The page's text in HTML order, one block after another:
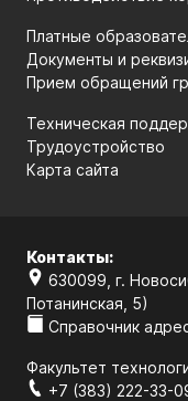
Платные
Документы и
Прием обращений
Техническая
Трудоустройство
Карта сайта
Контакты:
630099, г.
Потанинская, 5)
Справочник
Факультет
+7 (383) 222-33-